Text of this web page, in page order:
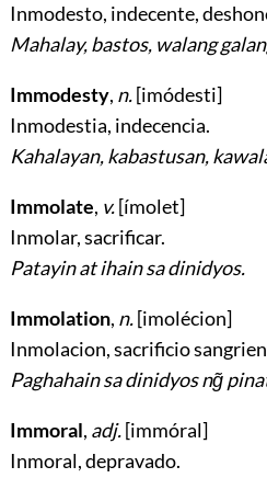
Inmodesto, indecente,
Mahalay, bastos, walang
Immodesty, n.[imódesti]
Inmodestia, indecencia.
Kahalayan, kabastusan,
Immolate, v.[ímolet]
Inmolar, sacrificar.
Patayin at ihain sa dinidyos.
Immolation, n.[imolécion]
Inmolacion, sacrificio
Paghahain sa dinidyos ng̃
Immoral, adj.[immóral]
Inmoral, depravado.